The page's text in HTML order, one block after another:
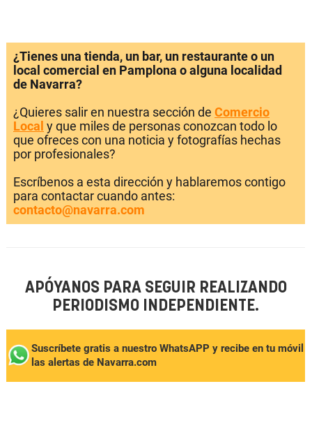
¿Tienes una tienda, un bar, un restaurante o un
local comercial en Pamplona o alguna localidad
de Navarra?
¿Quieres salir en nuestra sección de Comercio
Local y que miles de personas conozcan todo lo
que ofreces con una noticia y fotografías hechas
por profesionales?
Escríbenos a esta dirección y hablaremos contigo
para contactar cuando antes:
contacto@navarra.com
APÓYANOS PARA SEGUIR REALIZANDO
PERIODISMO INDEPENDIENTE.
Suscríbete gratis a nuestro WhatsAPP y recibe en tu móvil
las alertas de Navarra.com